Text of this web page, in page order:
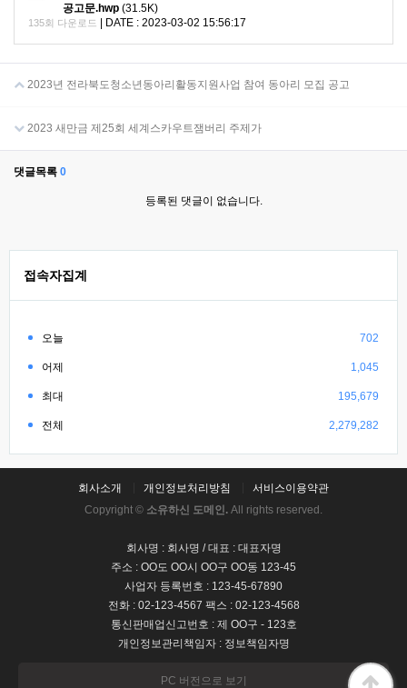
공고문.hwp (31.5K)
135회 다운로드 | DATE : 2023-03-02 15:56:17
2023년 전라북도청소년동아리활동지원사업 참여 동아리 모집 공고
2023 새만금 제25회 세계스카우트잼버리 주제가
댓글목록 0
등록된 댓글이 없습니다.
접속자집계
오늘 702
어제 1,045
최대 195,679
전체 2,279,282
회사소개 개인정보처리방침
서비스이용약관
Copyright © 소유하신 도메인. All rights reserved.
회사명 : 회사명 / 대표 : 대표자명
주소 : OO도 OO시 OO구 OO동 123-45
사업자 등록번호 : 123-45-67890
전화 : 02-123-4567 팩스 : 02-123-4568
통신판매업신고번호 : 제 OO구 - 123호
개인정보관리책임자 : 정보책임자명
PC 버전으로 보기